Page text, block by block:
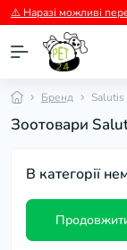
Бренд Salutis
Зоотовари
В категорії